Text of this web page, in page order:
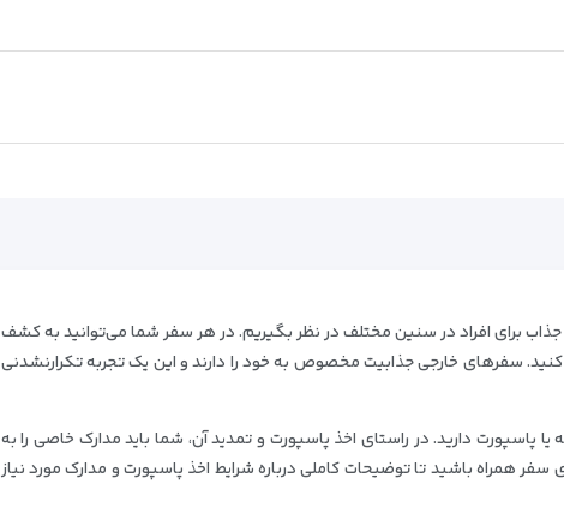
برای افراد در سنین مختلف در نظر بگیریم. در هر سفر شما می‌توانید به کشف
سفرهای خارجی جذابیت مخصوص به خود را دارند و این یک تجربه تکرارنشدنی
پاسپورت دارید. در راستای اخذ پاسپورت و تمدید آن، شما باید مدارک خاصی را به
سفر همراه باشید تا توضیحات کاملی درباره شرایط اخذ پاسپورت و مدارک مورد نیاز